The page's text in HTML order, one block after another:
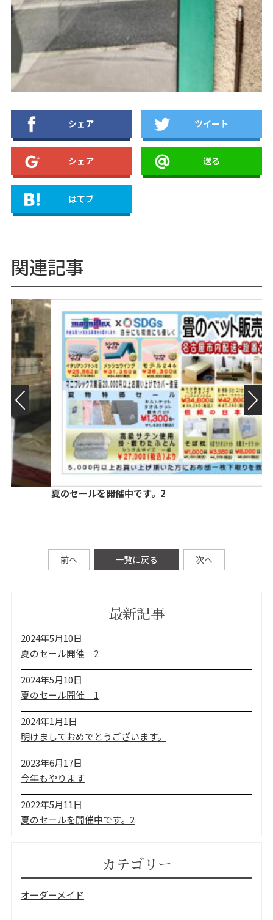
シェア ツイート
シェア 送る
はてブ
関連記事
夏のセールを開催中です。2
前へ 一覧に戻る 次へ
最新記事
夏のセール開催 2
2024年5月10日
夏のセール開催 1
2024年5月10日
明けましておめでとうございます。
2024年1月1日
今年もやります
2023年6月17日
夏のセールを開催中です。2
2022年5月11日
カテゴリー
オーダーメイド